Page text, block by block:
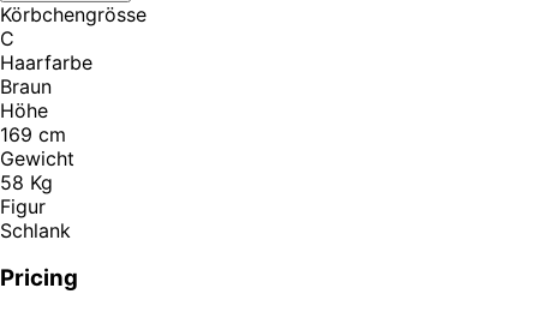
Körbchengrösse
C
Haarfarbe
Braun
Höhe
169 cm
Gewicht
58 Kg
Figur
Schlank
Pricing